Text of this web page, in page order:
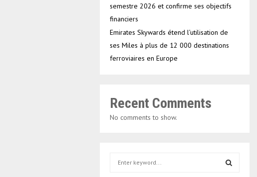
semestre 2026 et confirme ses objectifs
financiers
Emirates Skywards étend l’utilisation de
ses Miles à plus de 12 000 destinations
ferroviaires en Europe
Recent Comments
No comments to show.